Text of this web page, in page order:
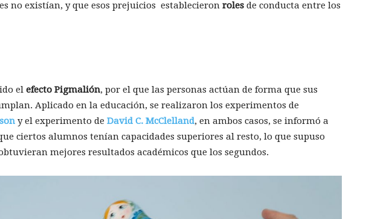
no existían, y que esos prejuicios establecieron roles de conducta entre los
el efecto Pigmalión, por el que las personas actúan de forma que sus
Aplicado en la educación, se realizaron los experimentos de
y el experimento de David C. McClelland, en ambos casos, se informó a
ciertos alumnos tenían capacidades superiores al resto, lo que supuso
mejores resultados académicos que los segundos.